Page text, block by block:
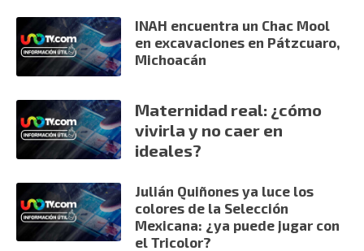
INAH encuentra un Chac Mool
en excavaciones en Pátzcuaro,
Michoacán
Maternidad real: ¿cómo
vivirla y no caer en
ideales?
Julián Quiñones ya luce los
colores de la Selección
Mexicana: ¿ya puede jugar con
el Tricolor?